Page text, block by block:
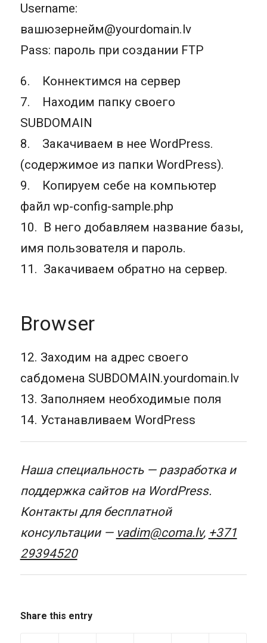
Username:
вашюзернейм@yourdomain.lv
Pass: пароль при создании FTP
6. Коннектимся на сервер
7. Находим папку своего
SUBDOMAIN
8. Закачиваем в нее WordPress.
(содержимое из папки WordPress).
9. Копируем себе на компьютер
файл wp-config-sample.php
10. В него добавляем название базы,
имя пользователя и пароль.
11. Закачиваем обратно на сервер.
Browser
12. Заходим на адрес своего
сабдомена SUBDOMAIN.yourdomain.lv
13. Заполняем необходимые поля
14. Устанавливаем WordPress
Наша специальность — разработка и
поддержка сайтов на WordPress.
Контакты для бесплатной
консультации — vadim@coma.lv, +371
29394520
Share this entry